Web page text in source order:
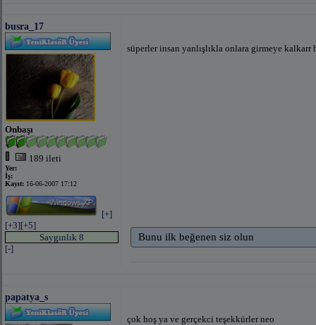
busra_17
Onbaşı
189 ileti
Yer:
İş:
Kayıt: 16-06-2007 17:12
[+]
[+3][+5]
Saygınlık 8
[-]
süperlerinsan yanlışlıkla onlara girmeye kalkarr
Bunu ilk beğenen siz olun
papatya_s
çok hoş ya ve gerçekci teşekkürler neo